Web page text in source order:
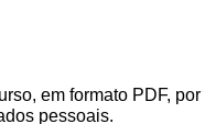
em formato PDF, por
pessoais.